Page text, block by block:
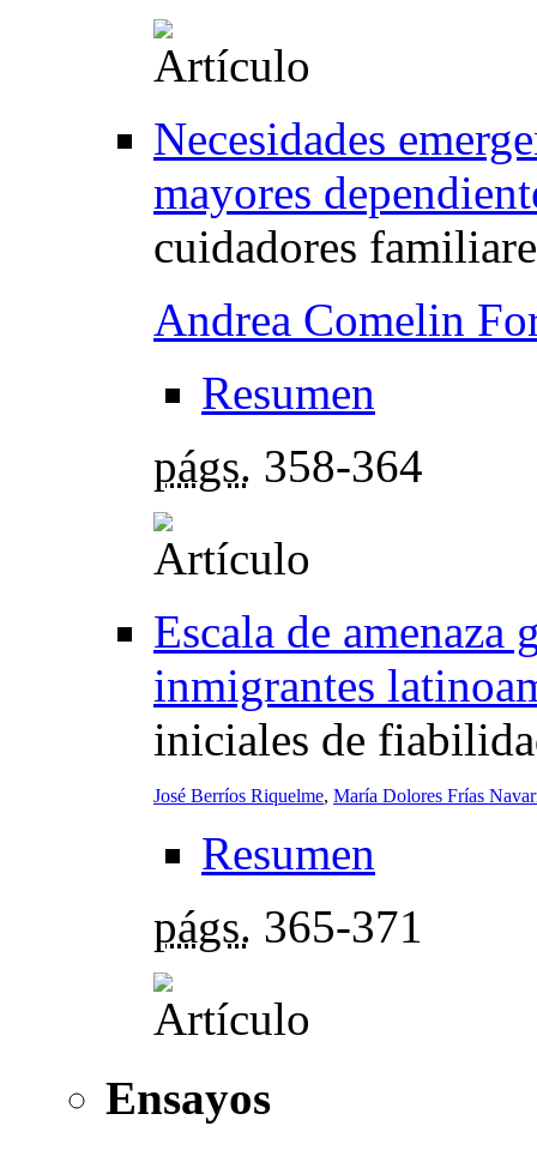
Necesidades
mayores
cuidadores
Andrea Comelin
Resumen
págs. 358-364
Escala de
inmigrantes
iniciales de
José Berríos Riquelme, María Dolores Frías
Resumen
págs. 365-371
Ensayos